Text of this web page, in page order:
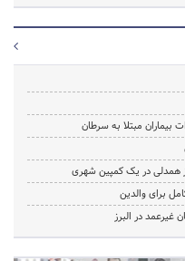
بیماران مبتلا به سرطان
از همدلی در یک کمپین شهری
برای والدین
غیرعمد در البرز